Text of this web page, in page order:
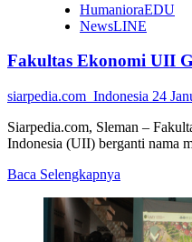
HumanioraEDU
NewsLINE
Fakultas Ekonomi UII
siarpedia.com_Indonesia 24
Siarpedia.com, Sleman –
Indonesia (UII) berganti nama
Baca Selengkapnya
Fakultas